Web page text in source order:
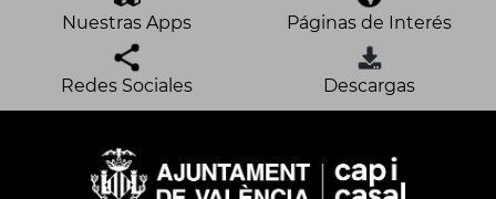
Nuestras Apps Páginas de Interés
Redes Sociales Descargas